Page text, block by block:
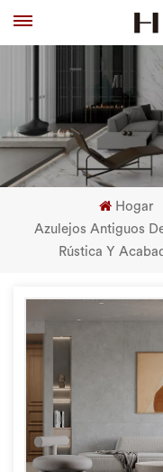
Hogar
Azulejos Antiguos
Rústica Y